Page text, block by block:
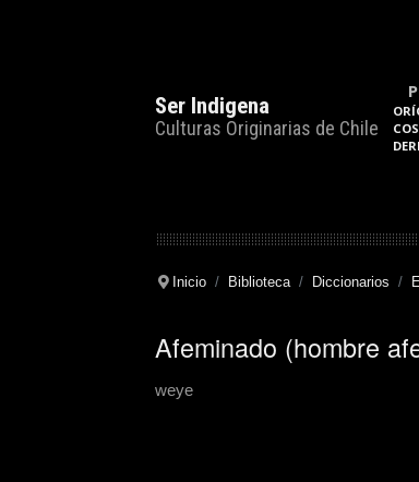
Ser Indigena
Culturas Originarias de Chile
Inicio Biblioteca Diccionarios
Afeminado (hombre
weye